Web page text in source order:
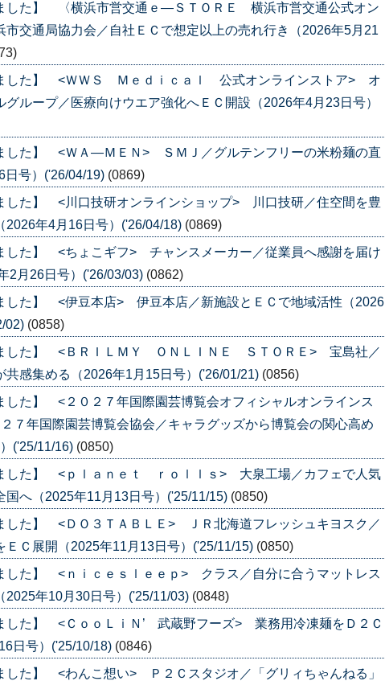
した】 〈横浜市営交通ｅ―ＳＴＯＲＥ 横浜市営交通公式オン
市交通局協力会／自社ＥＣで想定以上の売れ行き（2026年5月21
した】 <ＷＷＳ Ｍｅｄｉｃａｌ 公式オンラインストア> オ
グループ／医療向けウエア強化へＥＣ開設（2026年4月23日号）
した】 <ＷＡ―ＭＥＮ> ＳＭＪ／グルテンフリーの米粉麺の直
日号）('26/04/19) (0869)
した】 <川口技研オンラインショップ> 川口技研／住空間を豊
2026年4月16日号）('26/04/18) (0869)
した】 <ちょこギフ> チャンスメーカー／従業員へ感謝を届け
2月26日号）('26/03/03) (0862)
した】 <伊豆本店> 伊豆本店／新施設とＥＣで地域活性（2026
02) (0858)
した】 <ＢＲＩＬＭＹ ＯＮＬＩＮＥ ＳＴＯＲＥ> 宝島社／
共感集める（2026年1月15日号）('26/01/21) (0856)
した】 <２０２７年国際園芸博覧会オフィシャルオンラインス
７年国際園芸博覧会協会／キャラグッズから博覧会の関心高め
('25/11/16) (0850)
した】 <ｐｌａｎｅｔ ｒｏｌｌｓ> 大泉工場／カフェで人気
国へ（2025年11月13日号）('25/11/15) (0850)
した】 <ＤＯ３ＴＡＢＬＥ> ＪＲ北海道フレッシュキヨスク／
ＥＣ展開（2025年11月13日号）('25/11/15) (0850)
した】 <ｎｉｃｅｓｌｅｅｐ> クラス／自分に合うマットレス
2025年10月30日号）('25/11/03) (0848)
した】 <ＣｏｏＬｉＮ’ 武蔵野フーズ> 業務用冷凍麺をＤ２Ｃ
日号）('25/10/18) (0846)
した】 <わんこ想い> Ｐ２Ｃスタジオ／「グリィちゃんねる」